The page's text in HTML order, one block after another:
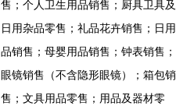
售；个人卫生用品销售；厨具卫具及
日用杂品零售；礼品花卉销售；日用
品销售；母婴用品销售；钟表销售；
眼镜销售（不含隐形眼镜）；箱包销
售；文具用品零售；用品及器材零